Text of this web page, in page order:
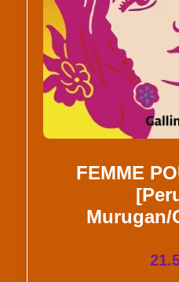
FEMME
Murugan/